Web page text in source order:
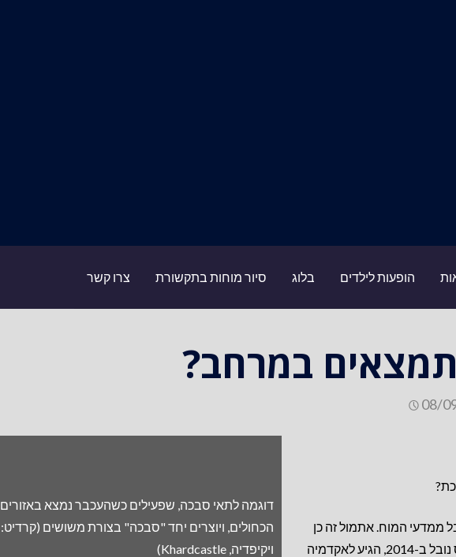
הופעות לילדים בלוג סיור מוחות בתקשורת צרו קשר
במרחב?
08/
ממדעי המוח. אתמול זה כן
קרה. הנורווגי אדורד מוזר, שזכה בפרס נובל ב-2014, הגיע לאקדמיה
דוגמה לתאי סבכה, שפעילים כשהעכבר נמצא באזורים
הכחולים, ויוצרים יחד "סבכה" בצורת משושים (קרדיט:
ויקיפדיה, Khardcastle)